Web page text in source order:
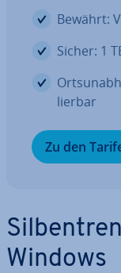
Bewährt:
Sicher: 1
lier­bar
Zu den
Windows